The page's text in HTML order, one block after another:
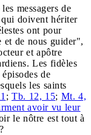
messagers de
doivent hériter
ont pour
et de nous guider",
et apôtre
Les fidèles
de
les saints
; Tb. 12, 15; Mt. 4,
avoir vu leur
le nôtre est tout à